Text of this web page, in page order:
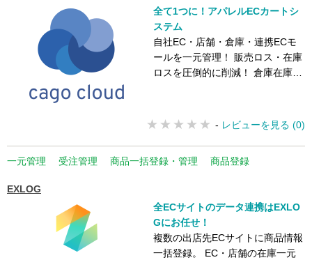
全て1つに！アパレルECカートシ
ステム
自社EC・店舗・倉庫・連携ECモ
ールを一元管理！ 販売ロス・在庫
ロスを圧倒的に削減！ 倉庫在庫と
- レビューを見る (0)
一元管理 受注管理 商品一括登録・管理 商品登録
EXLOG
全ECサイトのデータ連携はEXLO
Gにお任せ！
複数の出店先ECサイトに商品情報
一括登録。 EC・店舗の在庫一元